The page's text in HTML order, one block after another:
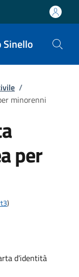
Sinello
/
minorenni
per
)
d'identità